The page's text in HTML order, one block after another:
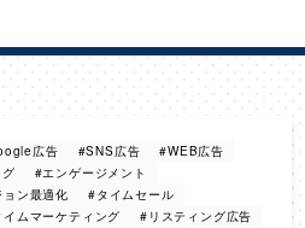
広告 #SNS広告
#WEB広告
#エンゲージメント
ン最適化
#タイムセール
ムマーケティング
#リスティング広告